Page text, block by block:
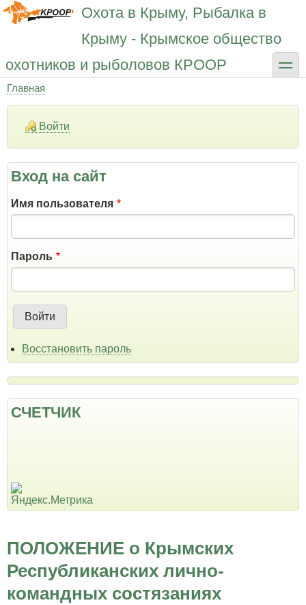
Перейти
Охота в Крыму, Рыбалка в
Крыму - Крымское общество
охотников и рыболовов КРООР
toggle
Строка
навигации
Главная
Войти
Вход на сайт
Имя пользователя
Пароль
Восстановить пароль
СЧЕТЧИК
ПОЛОЖЕНИЕ о Крымских
Республиканских лично-
командных состязаниях